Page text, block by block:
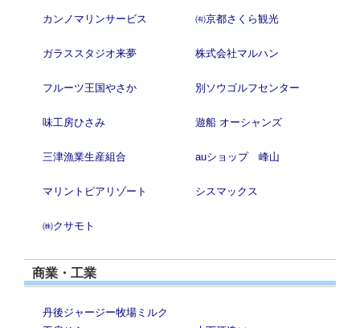
カンノマリンサービス ㈲京都さくら観光
ガラススタジオ来夢 株式会社マルハン
フルーツ王国やさか 別ソウゴルフセンター
味工房ひさみ 遊船 オーシャンズ
三津漁業生産組合 auショップ 峰山
マリントピアリゾート シスマックス
㈱クサモト
商業・工業
丹後ジャージー牧場ミルク